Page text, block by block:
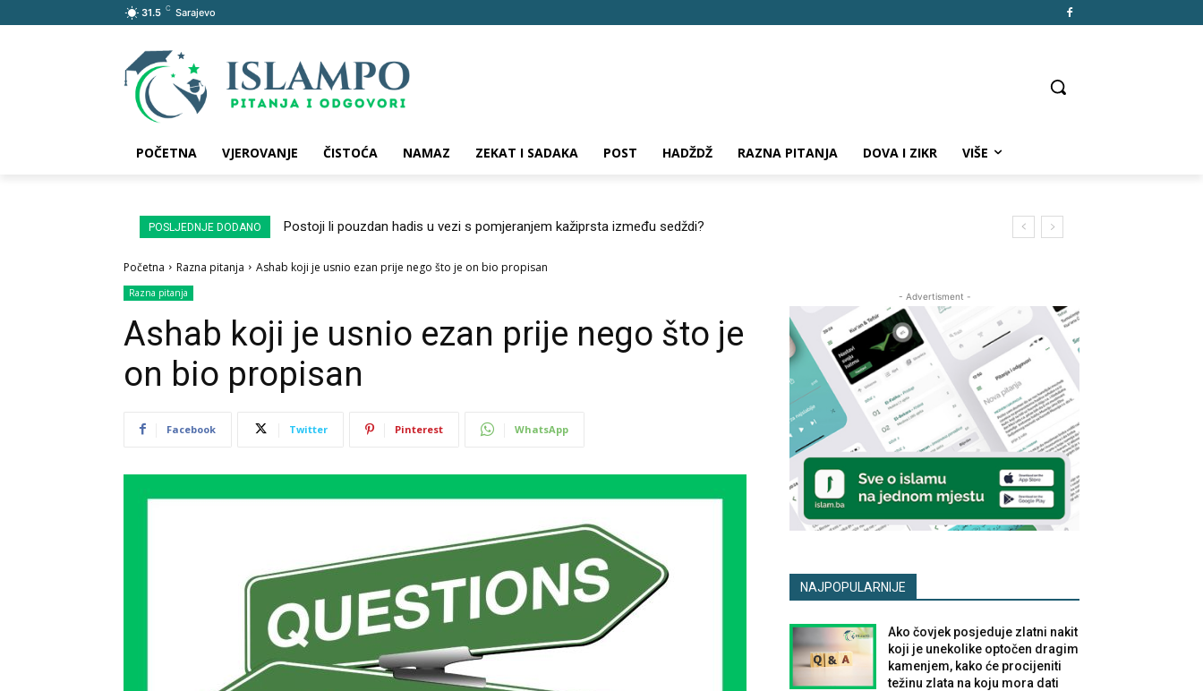
31.5 C Sarajevo
POČETNA VJEROVANJE ČISTOĆA NAMAZ ZEKAT I SADAKA POST HADŽDŽ RAZNA PITANJA DOVA I ZIKR VIŠE
POSLJEDNJE DODANO Postoji li pouzdan hadis u vezi s pomjeranjem kažiprsta između sedždi?
Početna Razna pitanja Ashab koji je usnio ezan prije nego što je on bio propisan
Razna pitanja
Ashab koji je usnio ezan prije nego što je
on bio propisan
Facebook Twitter Pinterest WhatsApp
- Advertisment -
NAJPOPULARNIJE
Ako čovjek posjeduje zlatni nakit
koji je unekolike optočen dragim
kamenjem, kako će procijeniti
težinu zlata na koju mora dati